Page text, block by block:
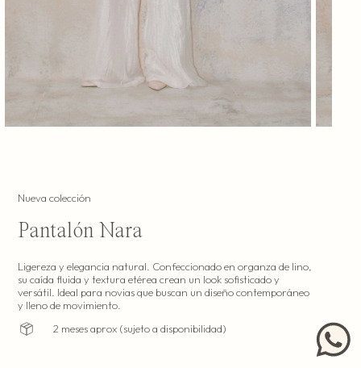
Pantalón Nara
Nueva colección
Ligereza y elegancia natural. Confeccionado en organza de lino,
su caída fluida y textura etérea crean un look sofisticado y
versátil. Ideal para novias que buscan un diseño contemporáneo
y lleno de movimiento.
Hecho en nuestro atelier en la Ciudad de México.
(costura y patronaje).
2 meses aprox (sujeto a disponibilidad)